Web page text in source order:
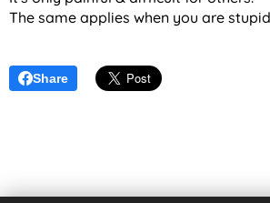
The same applies when you are
Share